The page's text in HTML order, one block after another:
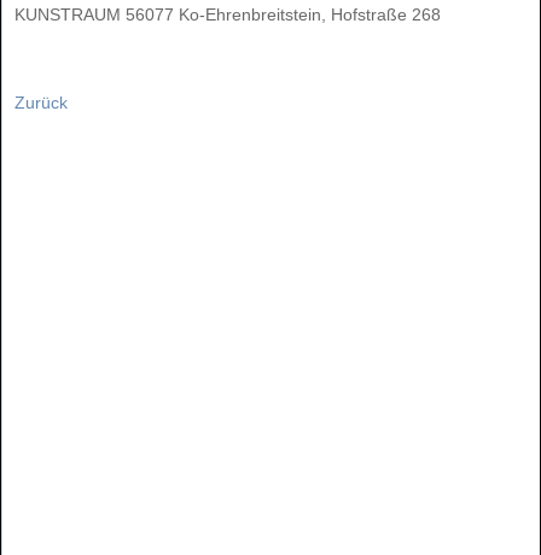
KUNSTRAUM 56077 Ko-Ehrenbreitstein, Hofstraße 268
Zurück